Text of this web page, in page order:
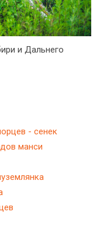
и Дальнего
- сенек
манси